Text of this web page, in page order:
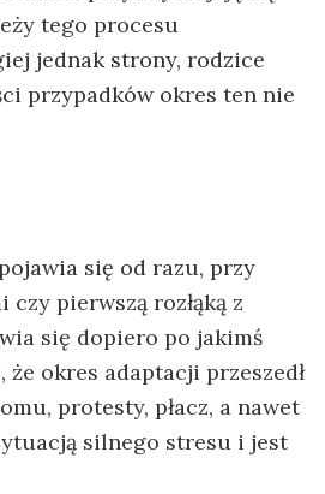
tego procesu
jednak strony, rodzice
przypadków okres ten nie
się od razu, przy
pierwszą rozłąką z
się dopiero po jakimś
okres adaptacji przeszedł
protesty, płacz, a nawet
silnego stresu i jest